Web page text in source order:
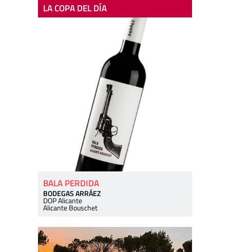
LA COPA DEL DÍA
BALA PERDIDA
BODEGAS ARRÁEZ
DOP Alicante
Alicante Bouschet